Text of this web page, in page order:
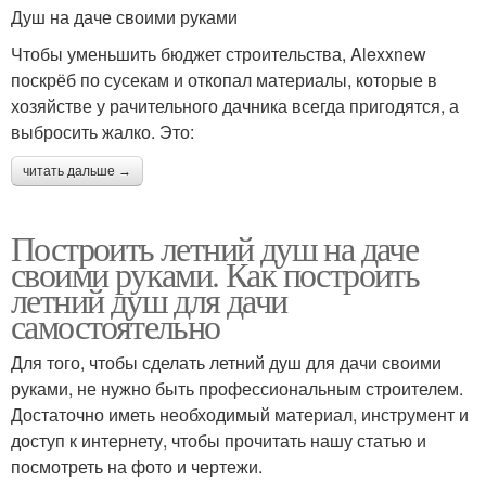
Душ на даче своими руками
Чтобы уменьшить бюджет строительства, Alexxnew
поскрёб по сусекам и откопал материалы, которые в
хозяйстве у рачительного дачника всегда пригодятся, а
выбросить жалко. Это:
читать дальше →
Построить летний душ на даче
своими руками. Как построить
летний душ для дачи
самостоятельно
Для того, чтобы сделать летний душ для дачи своими
руками, не нужно быть профессиональным строителем.
Достаточно иметь необходимый материал, инструмент и
доступ к интернету, чтобы прочитать нашу статью и
посмотреть на фото и чертежи.